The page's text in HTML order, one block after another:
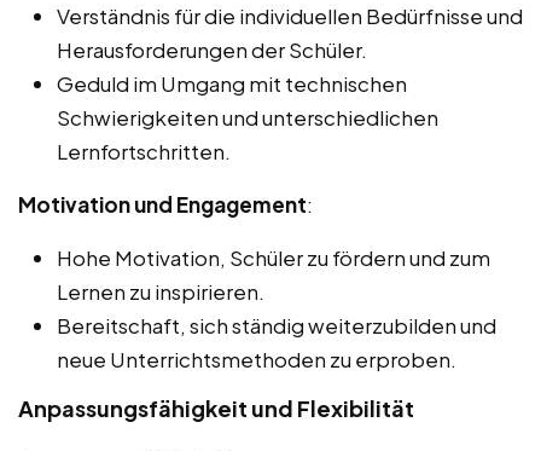
Verständnis für die individuellen Bedürfnisse und
Herausforderungen der Schüler.
Geduld im Umgang mit technischen
Schwierigkeiten und unterschiedlichen
Lernfortschritten.
Motivation und Engagement:
Hohe Motivation, Schüler zu fördern und zum
Lernen zu inspirieren.
Bereitschaft, sich ständig weiterzubilden und
neue Unterrichtsmethoden zu erproben.
Anpassungsfähigkeit und Flexibilität